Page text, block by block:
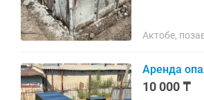
Актобе,
Аренда
10 000 ₸